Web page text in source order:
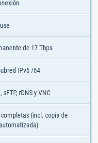
de 17 Tbps
IPv6 /64
rDNS y VNC
(incl. copia de